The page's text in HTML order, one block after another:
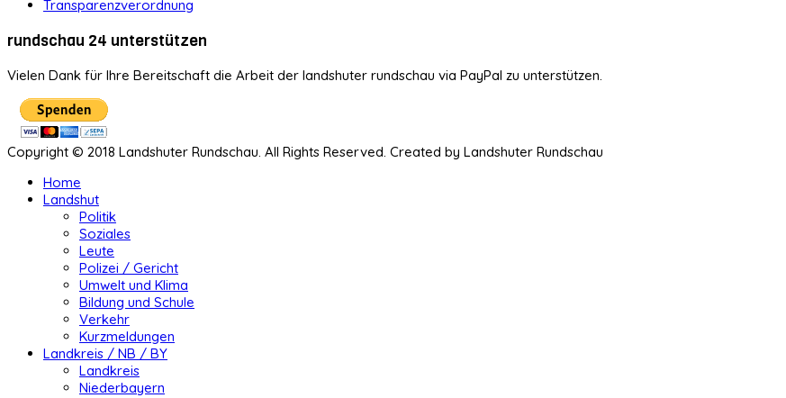
Transparenzverordnung
rundschau 24 unterstützen
Vielen Dank für Ihre Bereitschaft die Arbeit der landshuter rundschau via PayPal zu unterstützen.
Copyright © 2018 Landshuter Rundschau. All Rights Reserved. Created by Landshuter Rundschau
Home
Landshut
Politik
Soziales
Leute
Polizei / Gericht
Umwelt und Klima
Bildung und Schule
Verkehr
Kurzmeldungen
Landkreis / NB / BY
Landkreis
Niederbayern